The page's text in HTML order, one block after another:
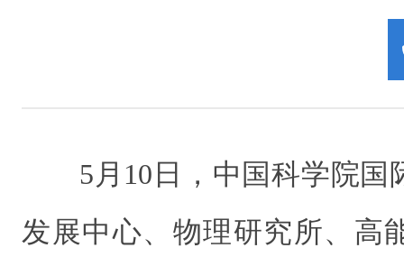
5月10日，中国科学院
发展中心、物理研究所、高